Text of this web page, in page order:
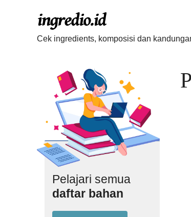
Cek ingredients, komposisi dan
Pelajari semua
daftar bahan